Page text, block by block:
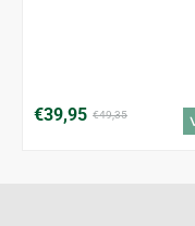
€39,95 €49,35